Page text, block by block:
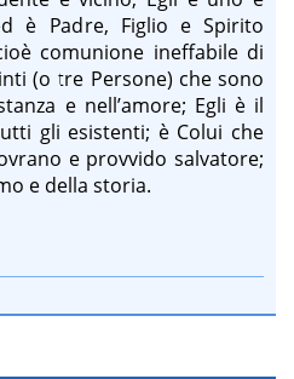
è Padre, Figlio e Spirito
comunione ineffabile di
(o tre Persone) che sono
e nell’amore; Egli è il
gli esistenti; è Colui che
e provvido salvatore;
e della storia.